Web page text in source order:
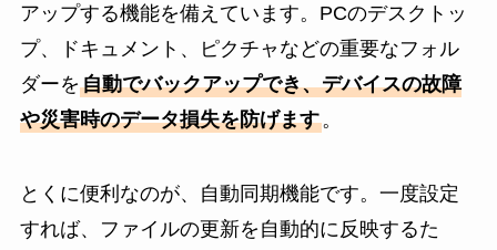
アップする機能を備えています。PCのデスクトッ
プ、ドキュメント、ピクチャなどの重要なフォル
ダーを自動でバックアップでき、デバイスの故障
や災害時のデータ損失を防げます。
とくに便利なのが、自動同期機能です。一度設定
すれば、ファイルの更新を自動的に反映するた